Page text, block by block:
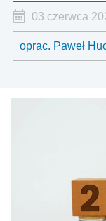
03 czerwca
oprac. Paweł